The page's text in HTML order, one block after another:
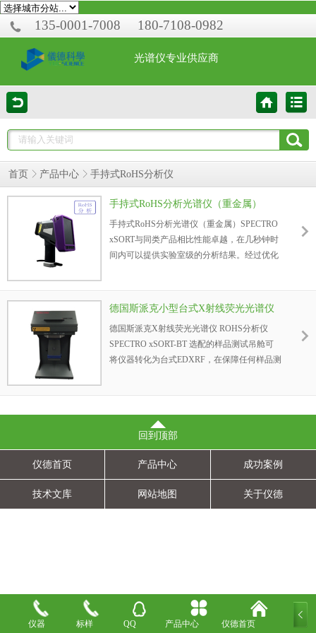
135-0001-7008 180-7108-0982
光谱仪专业供应商
首页 产品中心 手持式RoHS分析仪
手持式RoHS分析光谱仪（重金属）
SPECTRO xSORT
手持式RoHS分析光谱仪（重金属）SPECTRO
xSORT与同类产品相比性能卓越，在几秒钟时
间内可以提供实验室级的分析结果。经过优化
德国斯派克小型台式X射线荧光光谱仪
RoHS分析仪 SPECTRO xSORT
德国斯派克X射线荧光光谱仪 ROHS分析仪
SPECTRO xSORT-BT 选配的样品测试吊舱可
将仪器转化为台式EDXRF，在保障任何样品测
回到顶部
仪德首页 产品中心 成功案例
技术文库 网站地图 关于仪德
仪器 标样 QQ 产品中心 仪德首页